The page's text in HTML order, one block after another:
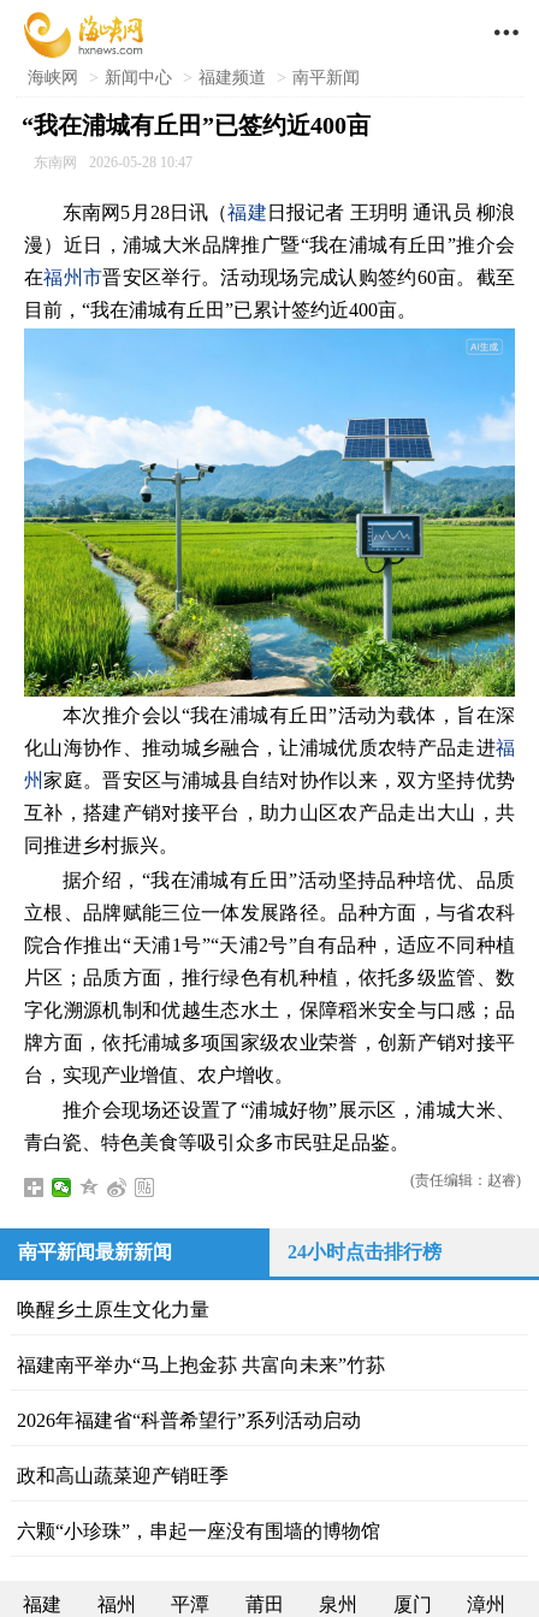

海峡网 > 新闻中心 > 福建频道 > 南平新闻
“我在浦城有丘田”已签约近400亩
东南网 2026-05-28 10:47
东南网5月28日讯（福建 日报记者 王玥明 通讯员 柳浪
漫）近日，浦城大米品牌推广暨“我在浦城有丘田”推介会
在福州市晋安区举行。活动现场完成认购签约60亩。截至
目前，“我在浦城有丘田”已累计签约近400亩。
本次推介会以“我在浦城有丘田”活动为载体，旨在深
化山海协作、推动城乡融合，让浦城优质农特产品走进福
州家庭。晋安区与浦城县自结对协作以来，双方坚持优势
互补，搭建产销对接平台，助力山区农产品走出大山，共
同推进乡村振兴。
据介绍，“我在浦城有丘田”活动坚持品种培优、品质
立根、品牌赋能三位一体发展路径。品种方面，与省农科
院合作推出“天浦1号”“天浦2号”自有品种，适应不同种植
片区；品质方面，推行绿色有机种植，依托多级监管、数
字化溯源机制和优越生态水土，保障稻米安全与口感；品
牌方面，依托浦城多项国家级农业荣誉，创新产销对接平
台，实现产业增值、农户增收。
推介会现场还设置了“浦城好物”展示区，浦城大米、
青白瓷、特色美食等吸引众多市民驻足品鉴。
(责任编辑：赵睿)
南平新闻最新新闻 24小时点击排行榜
唤醒乡土原生文化力量
福建南平举办“马上抱金荪 共富向未来”竹荪
2026年福建省“科普希望行”系列活动启动
政和高山蔬菜迎产销旺季
六颗“小珍珠”，串起一座没有围墙的博物馆
福建 福州 平潭 莆田 泉州 厦门 漳州